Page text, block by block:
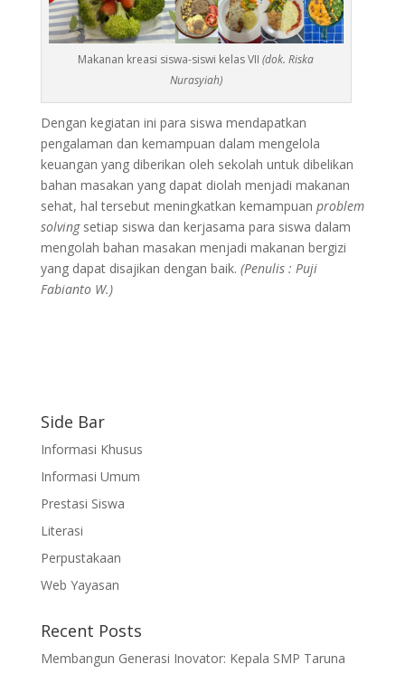
Makanan kreasi siswa-siswi kelas VII(dok. Riska
Nurasyiah)
Dengan kegiatan ini para siswa mendapatkan
pengalaman dan kemampuan dalam mengelola
keuangan yang diberikan oleh sekolah untuk dibelikan
bahan masakan yang dapat diolah menjadi makanan
sehat, hal tersebut meningkatkan kemampuan problem
solving setiap siswa dan kerjasama para siswa dalam
mengolah bahan masakan menjadi makanan bergizi
yang dapat disajikan dengan baik. (Penulis : Puji
Fabianto W.)
Side Bar
Informasi Khusus
Informasi Umum
Prestasi Siswa
Literasi
Perpustakaan
Web Yayasan
Recent Posts
Membangun Generasi Inovator: Kepala SMP Taruna